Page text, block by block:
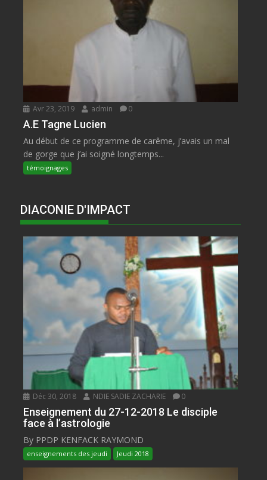
Avr 23, 2019 admin 0
A.E Tagne Lucien
Au début de ce programme de carême, j’avais un mal
de gorge que j’ai soigné longtemps...
témoignages
DIACONIE D'IMPACT
Déc 30, 2018 NDIE SADIE ZACHARIE 0
Enseignement du 27-12-2018 Le disciple
face à l’astrologie
By PPDP KENFACK RAYMOND
enseignements des jeudi Jeudi 2018